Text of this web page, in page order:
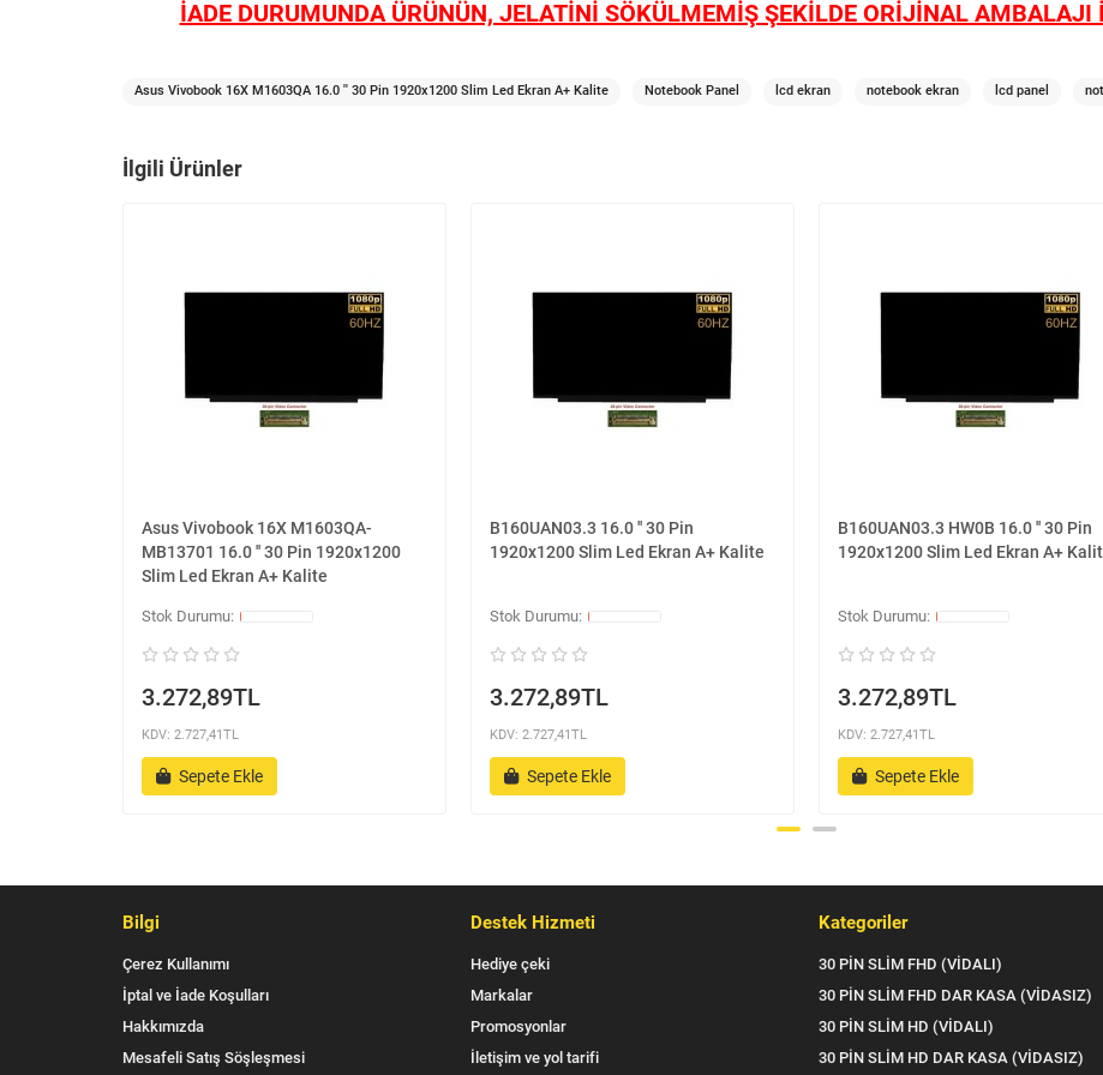
İADE DURUMUNDA ÜRÜNÜN, JELATİNİ SÖKÜLMEMİŞ ŞEKİLDE ORİJİNAL AMBALAJI
Asus Vivobook 16X M1603QA 16.0 '' 30 Pin 1920x1200 Slim Led Ekran A+ Kalite Notebook Panel lcd ekran notebook ekran lcd panel
İlgili Ürünler
Asus Vivobook 16X M1603QA-
MB13701 16.0 '' 30 Pin 1920x1200
Slim Led Ekran A+ Kalite
3.272,89TL
KDV: 2.727,41TL
Sepete Ekle
B160UAN03.3 16.0 '' 30 Pin
1920x1200 Slim Led Ekran A+ Kalite
3.272,89TL
KDV: 2.727,41TL
Sepete Ekle
B160UAN03.3 HW0B 16.0 '' 30 Pin
1920x1200 Slim Led Ekran A+
3.272,89TL
KDV: 2.727,41TL
Sepete Ekle
Bilgi
Çerez Kullanımı
İptal ve İade Koşulları
Hakkımızda
Mesafeli Satış Söşleşmesi
Destek Hizmeti
Hediye çeki
Markalar
Promosyonlar
İletişim ve yol tarifi
Kategoriler
30 PİN SLİM FHD (VİDALI)
30 PİN SLİM FHD DAR KASA (VİDASIZ)
30 PİN SLİM HD (VİDALI)
30 PİN SLİM HD DAR KASA (VİDASIZ)